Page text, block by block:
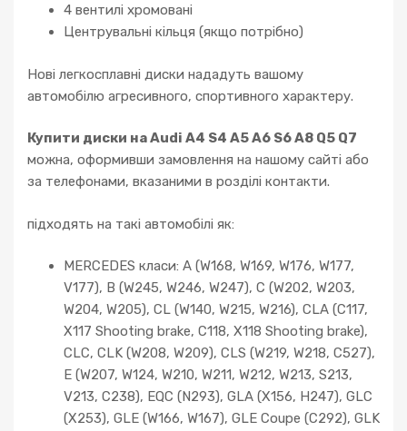
4 вентилі хромовані
Центрувальні кільця (якщо потрібно)
Нові легкосплавні диски нададуть вашому
автомобілю агресивного, спортивного характеру.
Купити диски на Audi A4 S4 A5 A6 S6 A8 Q5 Q7
можна, оформивши замовлення на нашому сайті або
за телефонами, вказаними в розділі контакти.
підходять на такі автомобілі як:
MERCEDES класи: A (W168, W169, W176, W177,
V177), B (W245, W246, W247), C (W202, W203,
W204, W205), CL (W140, W215, W216), CLA (C117,
X117 Shooting brake, C118, X118 Shooting brake),
CLC, CLK (W208, W209), CLS (W219, W218, C527),
E (W207, W124, W210, W211, W212, W213, S213,
V213, C238), EQC (N293), GLA (X156, H247), GLC
(X253), GLE (W166, W167), GLE Coupe (C292), GLK